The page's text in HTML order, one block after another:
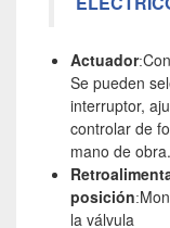
Actuador:
Se pueden
interruptor,
controlar de
mano de obra.
posición:
la válvula